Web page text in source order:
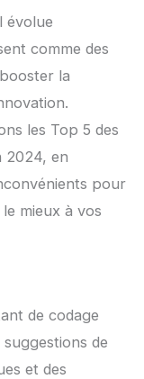
évolue
comme des
la
les Top 5 des
2024, en
pour
mieux à vos
de codage
de
et des